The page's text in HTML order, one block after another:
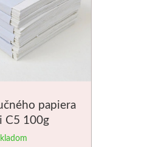
papiera
C5 100g